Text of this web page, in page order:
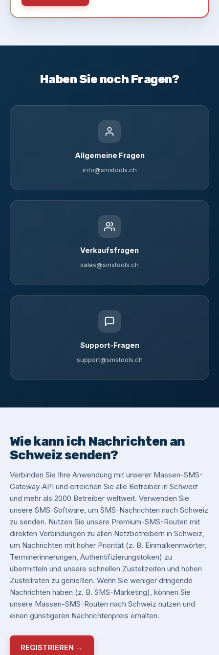
Haben Sie noch Fragen?
Allgemeine Fragen
info@smstools.ch
Verkaufsfragen
sales@smstools.ch
Support-Fragen
support@smstools.ch
Wie kann ich Nachrichten an
Schweiz senden?
Verbinden Sie Ihre Anwendung mit unserer Massen-SMS-
Gateway-API und erreichen Sie alle Betreiber in Schweiz
und mehr als 2000 Betreiber weltweit. Verwenden Sie
unsere SMS-Software, um SMS-Nachrichten nach Schweiz
zu senden. Nutzen Sie unsere Premium-SMS-Routen mit
direkten Verbindungen zu allen Netzbetreibern in Schweiz,
um Nachrichten mit hoher Priorität (z. B. Einmalkennwörter,
Terminerinnerungen, Authentifizierungstoken) zu
übermitteln und unsere schnellen Zustellzeiten und hohen
Zustellraten zu genießen. Wenn Sie weniger dringende
Nachrichten haben (z. B. SMS-Marketing), können Sie
unsere Massen-SMS-Routen nach Schweiz nutzen und
einen günstigeren Nachrichtenpreis erhalten.
REGISTRIEREN →